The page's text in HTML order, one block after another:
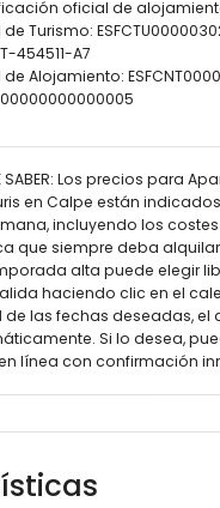
fumar dentro del
y paños de cocina
para emergencias 24
oficial de
Turismo:
454511-A7
Alojamiento:
SABER: Los precios para
en Calpe están
incluyendo los
que siempre deba
alta puede elegir
haciendo clic en el
las fechas deseadas, el
Si lo desea,
línea con confirmación